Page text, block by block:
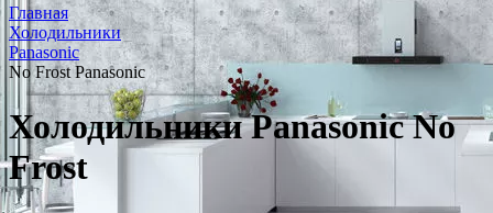
Главная
Холодильники
Panasonic
No Frost Panasonic
Холодильники Panasonic No
Frost